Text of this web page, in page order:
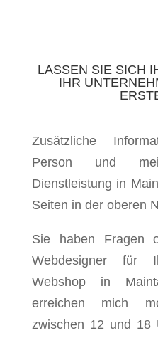
LASSEN SIE SICH
IHR
Zusätzliche
Person und
Dienstleistung in
Seiten in der oberen
Sie haben Fragen
Webdesigner für
Webshop in
erreichen mich
zwischen 12 und 18